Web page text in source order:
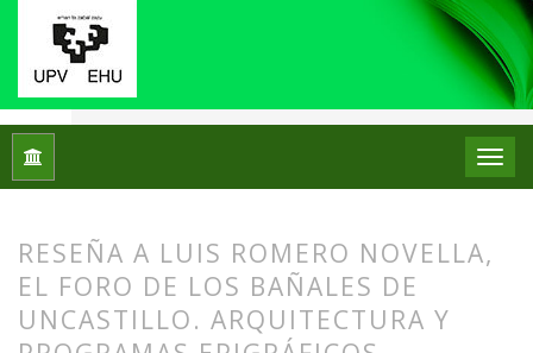
Inicio Núm. 42 (2025): La epigrafía cívica en el
RESEÑA A LUIS ROMERO NOVELLA,
EL FORO DE LOS BAÑALES DE
UNCASTILLO. ARQUITECTURA Y